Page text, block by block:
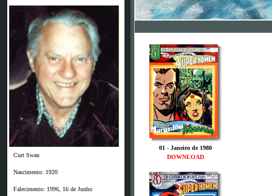
Curt Swan
Nascimento: 1920
Falecimento: 1996, 16 de Junho
01 - Janeiro de 1980
DOWNLOAD